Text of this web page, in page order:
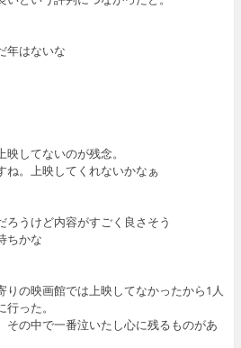
年はないな
してないのが残念。
ね。上映してくれないかなぁ
ろうけど内容がすごく良さそう
ちかな
りの映画館では上映してなかったから1人
った。
その中で一番泣いたし心に残るものがあ